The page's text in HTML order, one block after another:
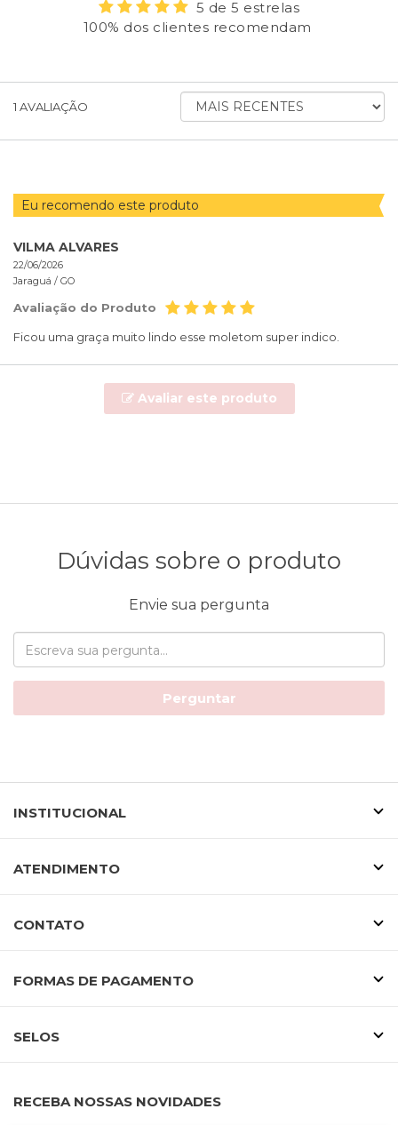
5 de 5 estrelas
100% dos clientes recomendam
1 AVALIAÇÃO
ORDENAR
AVALIAÇÕES
Eu recomendo este produto
VILMA ALVARES
22/06/2026
Jaraguá / GO
Avaliação do Produto
Ficou uma graça muito lindo esse moletom super indico.
Avaliar este produto
Dúvidas sobre o produto
Envie sua pergunta
Perguntar
INSTITUCIONAL
ATENDIMENTO
CONTATO
FORMAS DE PAGAMENTO
SELOS
RECEBA NOSSAS NOVIDADES